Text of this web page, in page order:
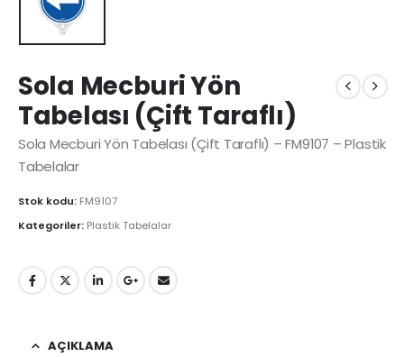
Sola Mecburi Yön
Tabelası (Çift Taraflı)
Sola Mecburi Yön Tabelası (Çift Taraflı) – FM9107 – Plastik
Tabelalar
Stok kodu: FM9107
Kategoriler: Plastik Tabelalar
AÇIKLAMA